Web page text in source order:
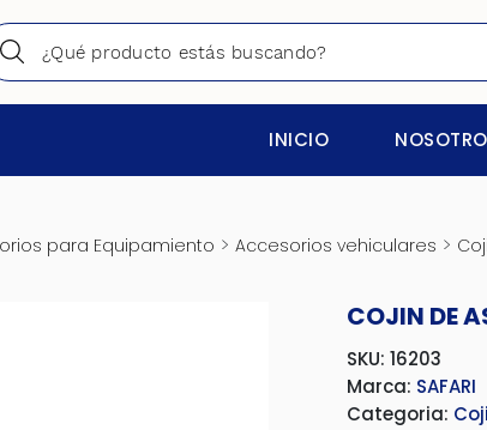
INICIO
para Equipamiento > Accesorios vehiculares >
COJIN DE
SKU: 16203
Marca: SAFARI
Categoria: